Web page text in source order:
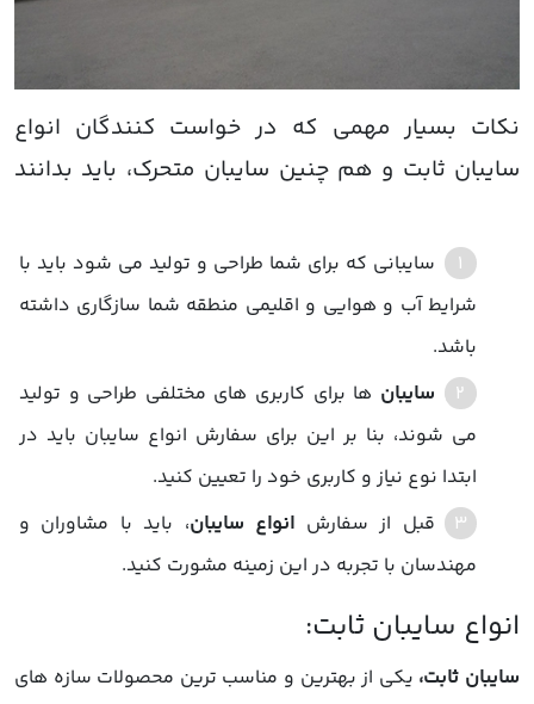
سایبانی که برای شما طراحی و تولید می شود باید با
شرایط آب و هوایی و اقلیمی منطقه شما سازگاری داشته
باشد.
سایبان ها برای کاربری های مختلفی طراحی و تولید
می شوند، بنا بر این برای سفارش انواع سایبان باید در
ابتدا نوع نیاز و کاربری خود را تعیین کنید.
قبل از سفارش انواع سایبان، باید با مشاوران و
مهندسان با تجربه در این زمینه مشورت کنید.
سایبان ثابت، یکی از بهترین و مناسب ترین محصولات سازه های